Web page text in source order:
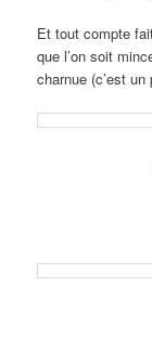
Et tout compte
que l’on soit
charnue (c’est